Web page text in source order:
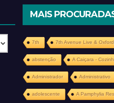
MAIS
7th 7th Avenue Live & Oxford
abstenção A Caiçara -
Administrador Administrativo
adolescente A Pamphylia